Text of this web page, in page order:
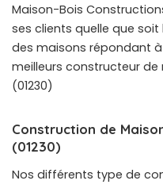
Maison-Bois
ses clients quelle que
des maisons répondant à
meilleurs constructeur de
(01230)
Construction de
(01230)
Nos différents type de